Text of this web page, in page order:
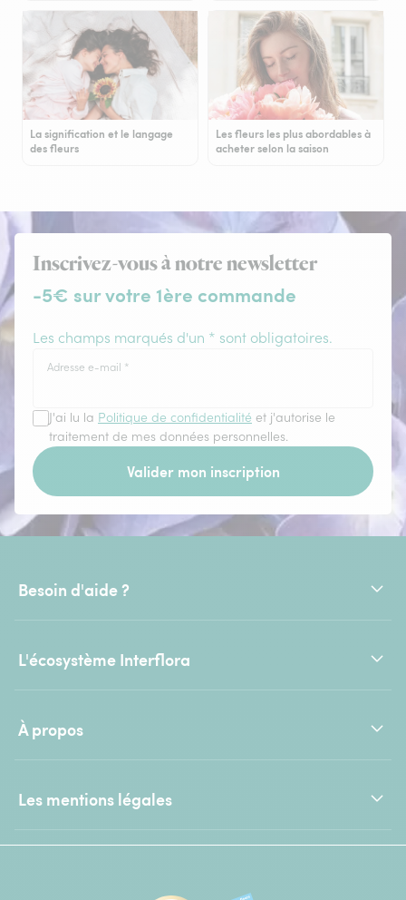
La signification et le langage
des fleurs
Les fleurs les plus abordables à
acheter selon la saison
Inscrivez-vous à notre newsletter
-5€ sur votre 1ère commande
Les champs marqués d'un * sont obligatoires.
Adresse e-mail *
J'ai lu la Politique de confidentialité et j'autorise le
traitement de mes données personnelles.
Valider mon inscription
Besoin d'aide ?
L'écosystème Interflora
À propos
Les mentions légales